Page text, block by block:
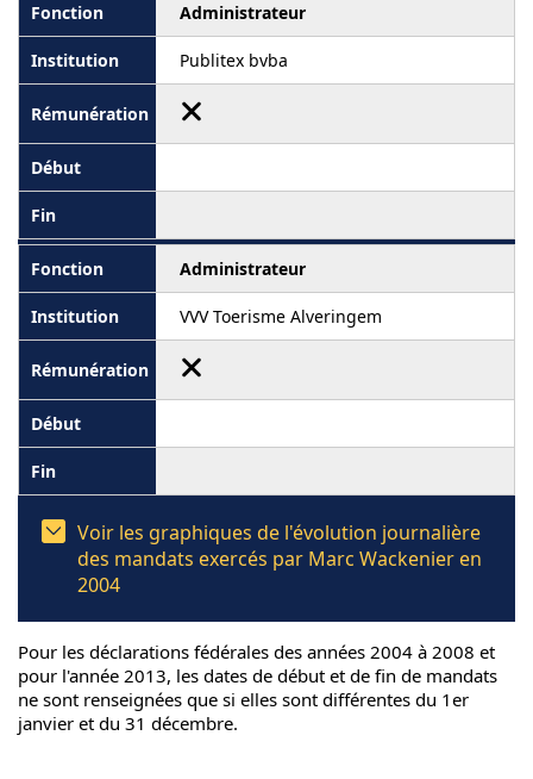
Administrateur
Publitex bvba
Administrateur
VVV Toerisme Alveringem
Voir les graphiques de l'évolution journalière
des mandats exercés par Marc Wackenier en
2004
Pour les déclarations fédérales des années 2004 à 2008 et
pour l'année 2013, les dates de début et de fin de mandats
ne sont renseignées que si elles sont différentes du 1er
janvier et du 31 décembre.